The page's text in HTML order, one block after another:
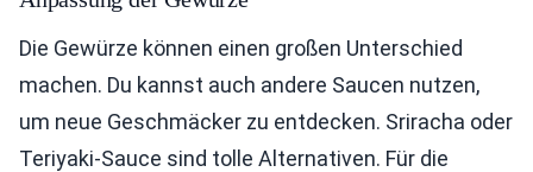
Die Gewürze können einen großen Unterschied
machen. Du kannst auch andere Saucen nutzen,
um neue Geschmäcker zu entdecken. Sriracha oder
Teriyaki-Sauce sind tolle Alternativen. Für die